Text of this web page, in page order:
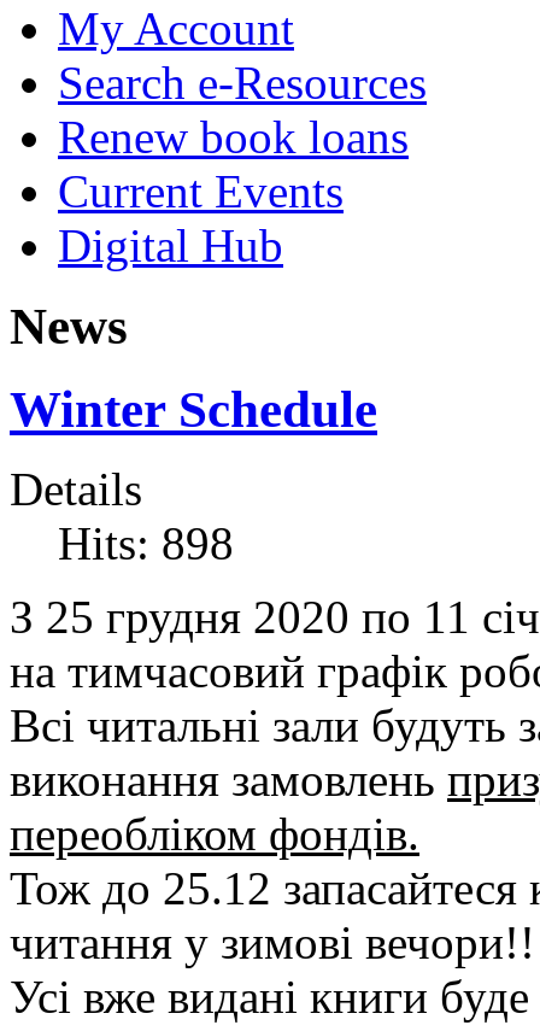
My Account
Search e-Resources
Renew book loans
Current Events
Digital Hub
News
Winter Schedule
Details
Hits: 898
З 25 грудня 2020 по 11
на тимчасовий графік
Всі читальні зали будуть
виконання замовлень
переобліком фондів.
Тож до 25.12
читання у зимові вечори!!
Усі вже видані книги